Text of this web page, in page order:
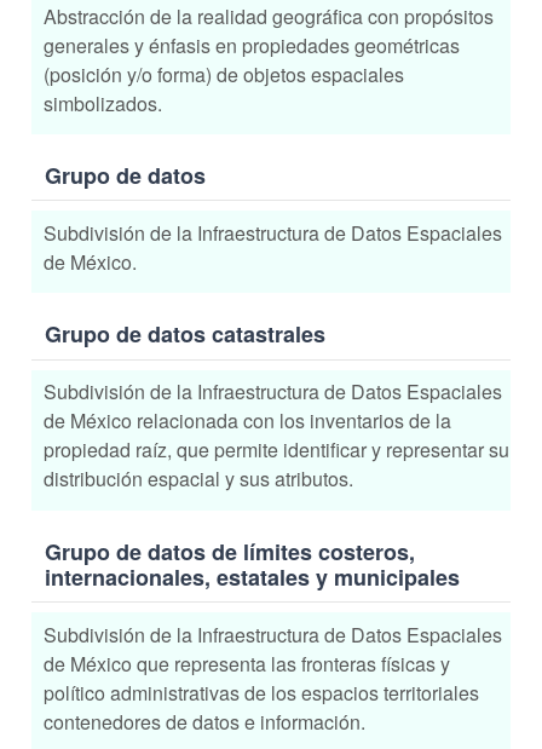
Abstracción de la realidad geográfica con propósitos
generales y énfasis en propiedades geométricas
(posición y/o forma) de objetos espaciales
simbolizados.
Grupo de datos
Subdivisión de la Infraestructura de Datos Espaciales
de México.
Grupo de datos catastrales
Subdivisión de la Infraestructura de Datos Espaciales
de México relacionada con los inventarios de la
propiedad raíz, que permite identificar y representar su
distribución espacial y sus atributos.
Grupo de datos de límites costeros,
internacionales, estatales y municipales
Subdivisión de la Infraestructura de Datos Espaciales
de México que representa las fronteras físicas y
político administrativas de los espacios territoriales
contenedores de datos e información.